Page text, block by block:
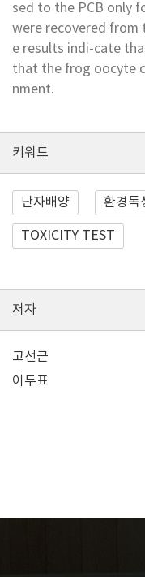
sed to the PCB only
were recovered from
e results indi-cate
that the frog oocyte
nment.
키워드
난자배양 환경독
TOXICITY TEST
저자
고선근
이두표